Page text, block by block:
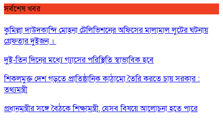
সর্বশেষ খবর
কুমিল্লা দাউদকান্দি মোহনা টেলিভিশনের অফিসের মালামাল লুটের ঘটনায়
গ্রেফতার দুইজন ।
দুই-তিন দিনের মধ্যে গ্যাসের পরিস্থিতি স্বাভাবিক হবে
শিকলমুক্ত দেশ গড়তে প্রাতিষ্ঠানিক কাঠামো তৈরি করতে চায় সরকার :
তথ্যমন্ত্রী
প্রধানমন্ত্রীর সঙ্গে বৈঠকে শিক্ষামন্ত্রী, যেসব বিষয়ে আলোচনা হতে পারে